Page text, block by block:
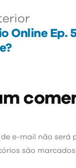
Post
Online Ep.
e-mail não será
são